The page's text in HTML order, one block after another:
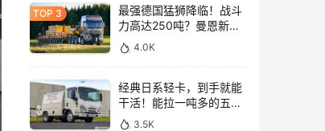
最强德国猛狮降临！战斗
力高达250吨？曼恩新款
TGX大件牵引车深入解析
4.0K
经典日系轻卡，到手就能
干活！能拉一吨多的五十
铃NLR工作车实拍
3.5K